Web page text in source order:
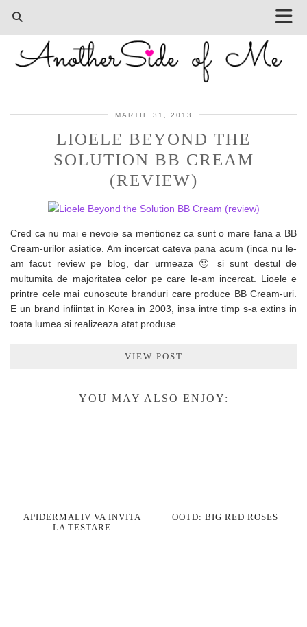
MARTIE 31, 2013
LIOELE BEYOND THE
SOLUTION BB CREAM
(REVIEW)
Cred ca nu mai e nevoie sa mentionez ca sunt o mare fana a BB
Cream-urilor asiatice. Am incercat cateva pana acum (inca nu le-
am facut review pe blog, dar urmeaza 🙂 si sunt destul de
multumita de majoritatea celor pe care le-am incercat. Lioele e
printre cele mai cunoscute branduri care produce BB Cream-uri.
E un brand infiintat in Korea in 2003, insa intre timp s-a extins in
toata lumea si realizeaza atat produse…
VIEW POST
YOU MAY ALSO ENJOY:
APIDERMALIV VA INVITA
LA TESTARE
OOTD: BIG RED ROSES